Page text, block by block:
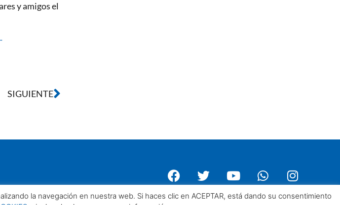
y amigos el
SIGUIENTE
la navegación en nuestra web. Si haces clic en ACEPTAR, está dando su consentimiento